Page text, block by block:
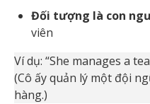
Đối tượng là con
viên
Ví dụ: “She manages a
(Cô ấy quản lý một đội
hàng.)